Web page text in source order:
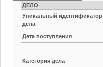
ДЕЛО
Уникальный идентификатор
дела
Дата поступления
Категория дела